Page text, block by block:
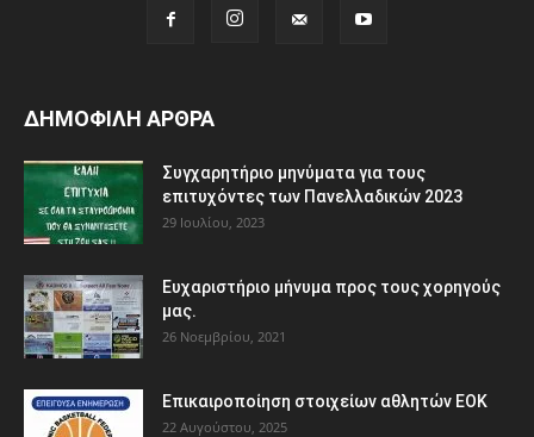
ΔΗΜΟΦΙΛΗ ΑΡΘΡΑ
Συγχαρητήριο μηνύματα για τους
επιτυχόντες των Πανελλαδικών 2023
29 Ιουλίου, 2023
Ευχαριστήριο μήνυμα προς τους χορηγούς
μας.
26 Νοεμβρίου, 2021
Eπικαιροποίηση στοιχείων αθλητών ΕΟΚ
22 Αυγούστου, 2025